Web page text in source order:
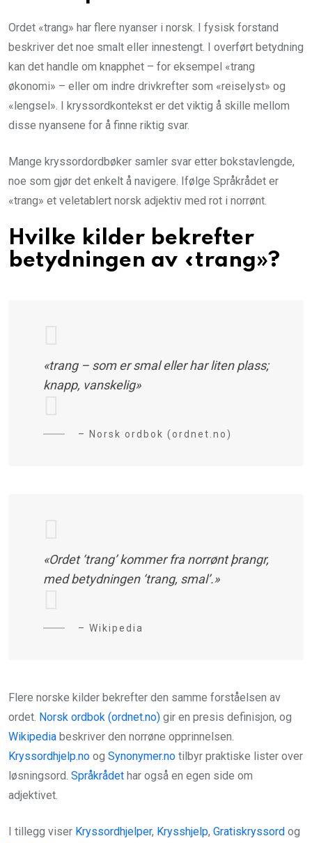
Ordet «trang» har flere nyanser i norsk. I fysisk forstand
beskriver det noe smalt eller innestengt. I overført betydning
kan det handle om knapphet – for eksempel «trang
økonomi» – eller om indre drivkrefter som «reiselyst» og
«lengsel». I kryssordkontekst er det viktig å skille mellom
disse nyansene for å finne riktig svar.
Mange kryssordordbøker samler svar etter bokstavlengde,
noe som gjør det enkelt å navigere. Ifølge Språkrådet er
«trang» et veletablert norsk adjektiv med rot i norrønt.
Hvilke kilder bekrefter
betydningen av «trang»?
«trang – som er smal eller har liten plass;
knapp, vanskelig»
– Norsk ordbok (ordnet.no)
«Ordet ‘trang’ kommer fra norrønt þrangr,
med betydningen ‘trang, smal’.»
– Wikipedia
Flere norske kilder bekrefter den samme forståelsen av
ordet. Norsk ordbok (ordnet.no) gir en presis definisjon, og
Wikipedia beskriver den norrøne opprinnelsen.
Kryssordhjelp.no og Synonymer.no tilbyr praktiske lister over
løsningsord. Språkrådet har også en egen side om
adjektivet.
I tillegg viser Kryssordhjelper, Krysshjelp, Gratiskryssord og